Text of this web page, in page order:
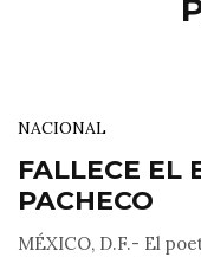
NACIONAL
FALLECE EL
PACHECO
MÉXICO, D.F.- El